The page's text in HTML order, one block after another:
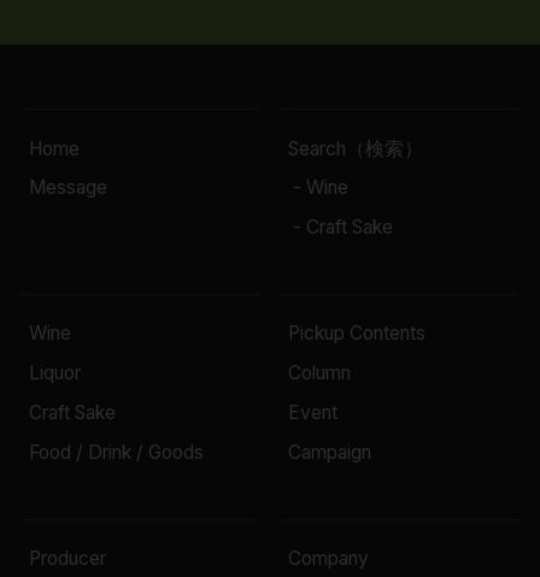
Home
Message
Search（検索）
- Wine
- Craft Sake
Wine
Liquor
Craft Sake
Food / Drink / Goods
Pickup Contents
Column
Event
Campaign
Producer
Company